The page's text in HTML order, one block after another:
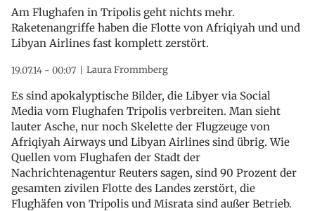
Am Flughafen in Tripolis geht nichts mehr.
Raketenangriffe haben die Flotte von Afriqiyah und und
Libyan Airlines fast komplett zerstört.
19.07.14 - 00:07 Laura Frommberg
Es sind apokalyptische Bilder, die Libyer via Social
Media vom Flughafen Tripolis verbreiten. Man sieht
lauter Asche, nur noch Skelette der Flugzeuge von
Afriqiyah Airways und Libyan Airlines sind übrig. Wie
Quellen vom Flughafen der Stadt der
Nachrichtenagentur Reuters sagen, sind 90 Prozent der
gesamten zivilen Flotte des Landes zerstört, die
Flughäfen von Tripolis und Misrata sind außer Betrieb.